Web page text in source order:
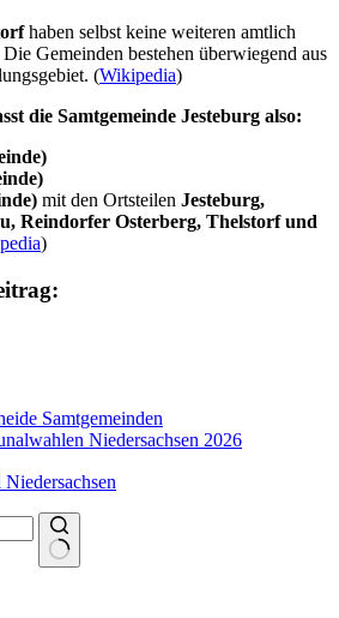
haben selbst keine weiteren amtlich
Gemeinden bestehen überwiegend aus
(Wikipedia)
die Samtgemeinde Jesteburg also:
mit den Ortsteilen Jesteburg,
Reindorfer Osterberg, Thelstorf und
)
Samtgemeinden
Niedersachsen 2026